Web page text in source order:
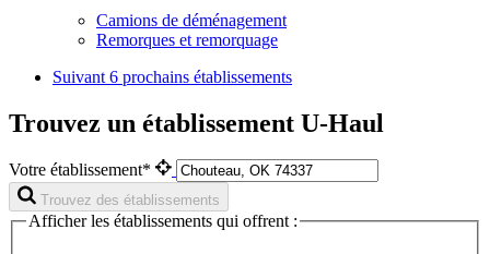
Camions de déménagement
Remorques et remorquage
Suivant 6 prochains établissements
Trouvez un établissement U-Haul
Votre établissement*
Trouvez des établissements
Afficher les établissements qui offrent :